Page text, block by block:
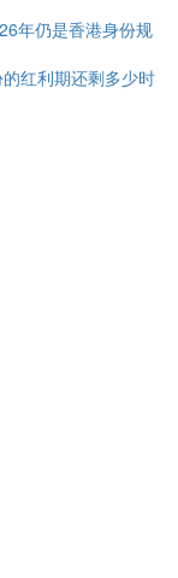
年仍是香港身份规
红利期还剩多少时